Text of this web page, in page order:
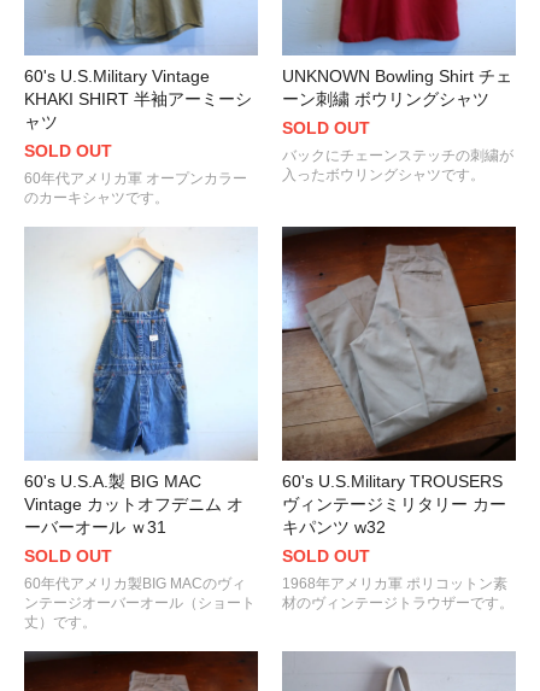
60's U.S.Military Vintage
KHAKI SHIRT 半袖アーミーシ
ャツ
SOLD OUT
60年代アメリカ軍 オープンカラー
のカーキシャツです。
UNKNOWN Bowling Shirt チェ
ーン刺繍 ボウリングシャツ
SOLD OUT
バックにチェーンステッチの刺繍が
入ったボウリングシャツです。
60's U.S.A.製 BIG MAC
Vintage カットオフデニム オ
ーバーオール ｗ31
SOLD OUT
60年代アメリカ製BIG MACのヴィ
ンテージオーバーオール（ショート
丈）です。
60's U.S.Military TROUSERS
ヴィンテージミリタリー カー
キパンツ w32
SOLD OUT
1968年アメリカ軍 ポリコットン素
材のヴィンテージトラウザーです。